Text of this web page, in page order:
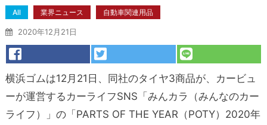
All 業界ニュース 自動車関連用品
2020年12月21日
横浜ゴムは12月21日、同社のタイヤ3商品が、カービュ
ーが運営するカーライフSNS「みんカラ（みんなのカー
ライフ）」の「PARTS OF THE YEAR（POTY）2020年